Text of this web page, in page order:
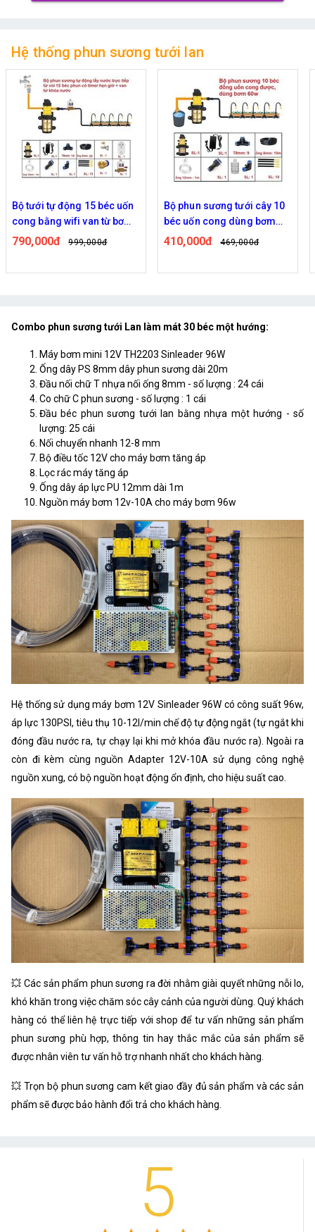
Hệ thống phun sương tưới lan
15 béc uốn
van từ bơm
999,000đ
Bộ phun sương tưới cây 10
béc uốn cong dùng bơm
60w
410,000đ 469,000đ
Bộ phun
béc uốn cong
60w
470,000đ
Combo phun sương tưới Lan làm mát 30 béc một hướng:
Máy bơm mini 12V TH2203 Sinleader 96W
Ống dây PS 8mm dây phun sương dài 20m
Đầu nối chữ T nhựa nối ống 8mm - số lượng : 24 cái
Co chữ C phun sương - số lượng : 1 cái
Đầu béc phun sương tưới lan bằng nhựa một hướng - số
lượng: 25 cái
Nối chuyển nhanh 12-8 mm
Bộ điều tốc 12V cho máy bơm tăng áp
Lọc rác máy tăng áp
Ống dây áp lực PU 12mm dài 1m
Nguồn máy bơm 12v-10A cho máy bơm 96w
Hệ thống sử dụng máy bơm 12V Sinleader 96W có công suất 96w,
áp lực 130PSI, tiêu thụ 10-12l/min chế độ tự động ngắt (tự ngắt khi
đóng đầu nước ra, tự chạy lại khi mở khóa đầu nước ra). Ngoài ra
còn đi kèm cùng nguồn Adapter 12V-10A sử dụng công nghệ
nguồn xung, có bộ nguồn hoạt động ổn định, cho hiệu suất cao.
💥 Các sản phẩm phun sương ra đời nhằm giài quyết những nỗi lo,
khó khăn trong việc chăm sóc cây cảnh của người dùng. Quý khách
hàng có thể liên hệ trực tiếp với shop để tư vấn những sản phẩm
phun sương phù hợp, thông tin hay thắc mắc của sản phẩm sẽ
được nhân viên tư vấn hỗ trợ nhanh nhất cho khách hàng.
💥 Trọn bộ phun sương cam kết giao đầy đủ sản phẩm và các sản
phẩm sẽ được bảo hành đổi trả cho khách hàng.
5